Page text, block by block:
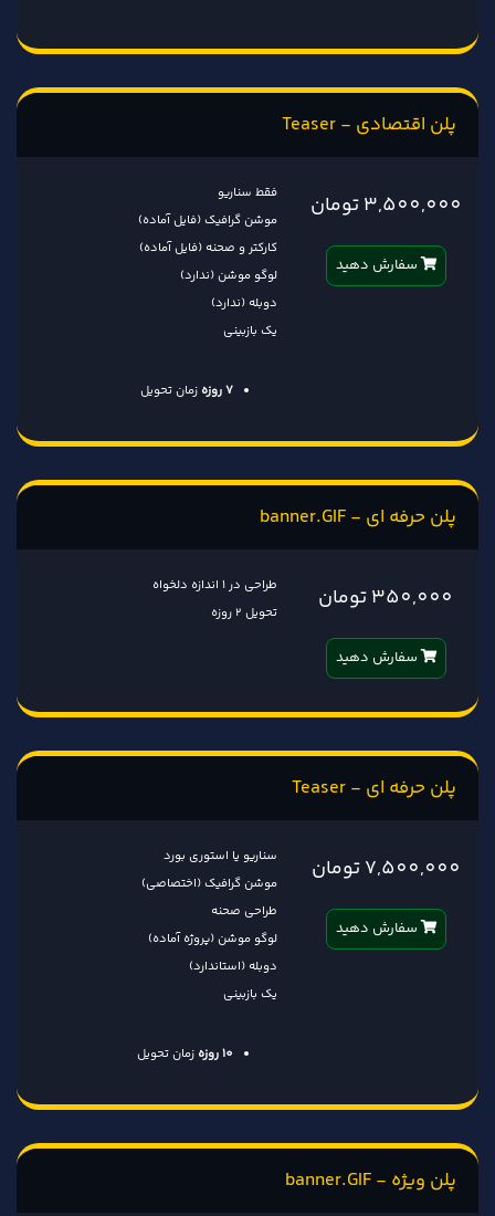
پلن اقتصادی - Teaser
فقط سناریو
موشن گرافیک (فایل آماده)
کارکتر و صحنه (فایل آماده)
لوگو موشن (ندارد)
دوبله (ندارد)
یک بازبینی
7 روزه زمان تحویل
3,500,000 تومان
سفارش دهید
پلن حرفه ای - banner.GIF
طراحی در 1 اندازه دلخواه
تحویل 2 روزه
350,000 تومان
سفارش دهید
پلن حرفه ای - Teaser
سناریو یا استوری بورد
موشن گرافیک (اختصاصی)
طراحی صحنه
لوگو موشن (پروژه آماده)
دوبله (استاندارد)
یک بازبینی
10 روزه زمان تحویل
7,500,000 تومان
سفارش دهید
پلن ویژه - banner.GIF